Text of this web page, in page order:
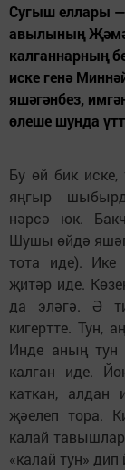
Сугыш еллары
авылының
калганнарның
иске генә
яшәгәнбез,
өлеше шунда
Бу өй бик иске,
яңгыр
нәрсә юк.
Шушы өйдә
тота иде).
җитәр иде.
да эләгә. Ә
кигертте. Тун,
Инде аның тун
калган иде.
каткан, алдан
җәелеп тора.
калай
«калай тун» дип